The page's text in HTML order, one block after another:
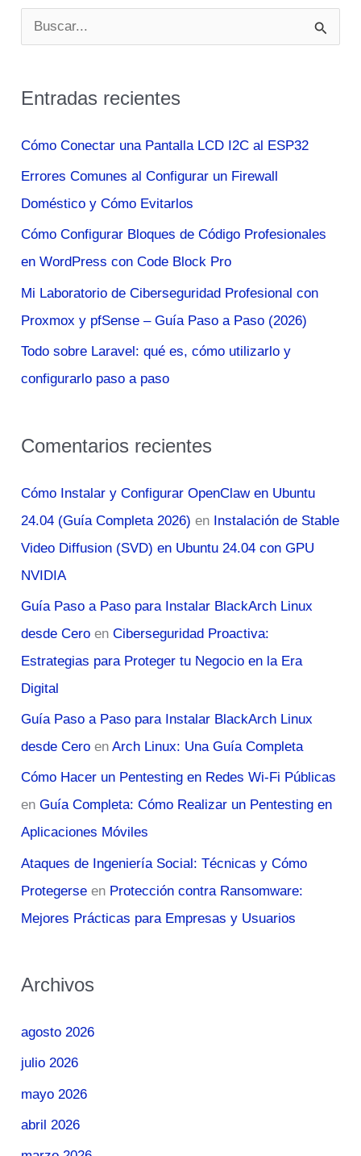
u
c
p
o
r
:
Entradas recientes
Cómo Conectar una Pantalla LCD I2C al ESP32
Errores Comunes al Configurar un Firewall
Doméstico y Cómo Evitarlos
Cómo Configurar Bloques de Código Profesionales
en WordPress con Code Block Pro
Mi Laboratorio de Ciberseguridad Profesional con
Proxmox y pfSense – Guía Paso a Paso (2026)
Todo sobre Laravel: qué es, cómo utilizarlo y
configurarlo paso a paso
Comentarios recientes
Cómo Instalar y Configurar OpenClaw en Ubuntu
24.04 (Guía Completa 2026) en Instalación de Stable
Video Diffusion (SVD) en Ubuntu 24.04 con GPU
NVIDIA
Guía Paso a Paso para Instalar BlackArch Linux
desde Cero enCiberseguridad Proactiva:
Estrategias para Proteger tu Negocio en la Era
Digital
Guía Paso a Paso para Instalar BlackArch Linux
desde Cero enArch Linux: Una Guía Completa
Cómo Hacer un Pentesting en Redes Wi-Fi Públicas
enGuía Completa: Cómo Realizar un Pentesting en
Aplicaciones Móviles
Ataques de Ingeniería Social: Técnicas y Cómo
Protegerse en Protección contra Ransomware:
Mejores Prácticas para Empresas y Usuarios
Archivos
agosto 2026
julio 2026
mayo 2026
abril 2026